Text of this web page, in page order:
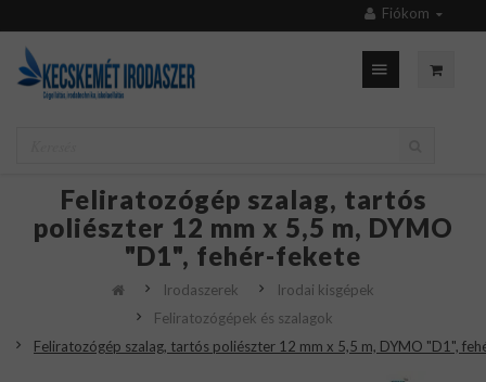
Fiókom
Feliratozógép szalag, tartós
poliészter 12 mm x 5,5 m, DYMO
"D1", fehér-fekete
Irodaszerek
Irodai kisgépek
Feliratozógépek és szalagok
Feliratozógép szalag, tartós poliészter 12 mm x 5,5 m, DYMO "D1",